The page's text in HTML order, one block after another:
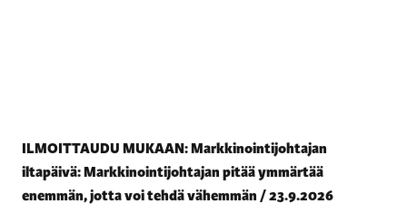
ILMOITTAUDU MUKAAN: Markkinointijohtajan
iltapäivä: Markkinointijohtajan pitää ymmärtää
enemmän, jotta voi tehdä vähemmän / 23.9.2026